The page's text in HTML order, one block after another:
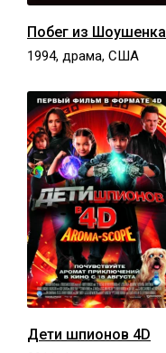
Побег из Шоушенка
1994, драма, США
Дети шпионов 4D